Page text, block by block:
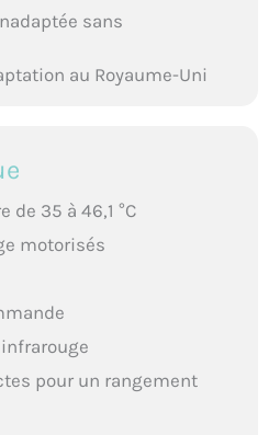
sans
au Royaume-Uni
de 35 à 46,1 °C
motorisés
pour un rangement